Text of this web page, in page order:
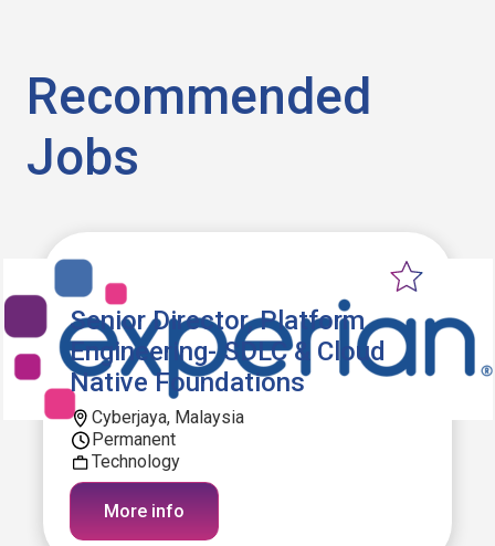
Recommended
Jobs
Senior Director, Platform
Engineering- SDLC & Cloud
Native Foundations
Cyberjaya, Malaysia
Permanent
Technology
More info